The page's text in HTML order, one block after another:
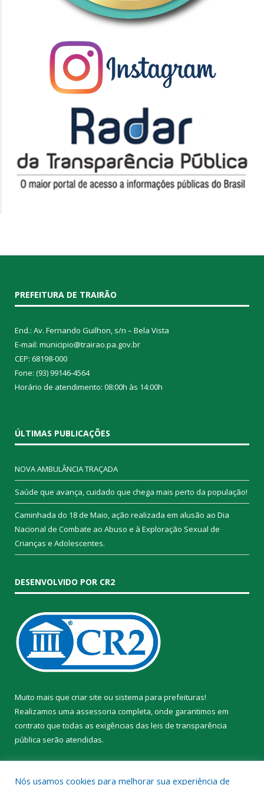
PREFEITURA DE TRAIRÃO
End.: Av. Fernando Guilhon, s/n – Bela Vista
E-mail: municipio@trairao.pa.gov.br
CEP: 68198-000
Fone: (93) 99146-4564
Horário de atendimento: 08:00h às 14:00h
ÚLTIMAS PUBLICAÇÕES
NOVA AMBULÂNCIA TRAÇADA
Saúde que avança, cuidado que chega mais perto da população!
Caminhada do 18 de Maio, ação realizada em alusão ao Dia
Nacional de Combate ao Abuso e à Exploração Sexual de
Crianças e Adolescentes.
DESENVOLVIDO POR CR2
Muito mais que criar site ou sistema para prefeituras!
Realizamos uma assessoria completa, onde garantimos em
contrato que todas as exigências das leis de transparência
pública serão atendidas.
Nós usamos cookies para melhorar sua experiência de